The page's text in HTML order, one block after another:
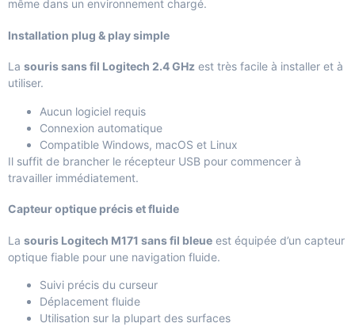
même dans un environnement chargé.
Installation plug & play simple
La souris sans fil Logitech 2.4 GHz est très facile à installer et à
utiliser.
Aucun logiciel requis
Connexion automatique
Compatible Windows, macOS et Linux
Il suffit de brancher le récepteur USB pour commencer à
travailler immédiatement.
Capteur optique précis et fluide
La souris Logitech M171 sans fil bleue est équipée d’un capteur
optique fiable pour une navigation fluide.
Suivi précis du curseur
Déplacement fluide
Utilisation sur la plupart des surfaces